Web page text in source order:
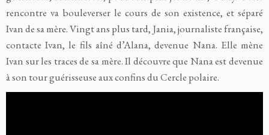
rencontre va bouleverser le cours de son existence, et séparé
Ivan de sa mère. Vingt ans plus tard, Jania, journaliste française,
contacte Ivan, le fils aîné d’Alana, devenue Nana. Elle mène
Ivan sur les traces de sa mère. Il découvre que Nana est devenue
à son tour guérisseuse aux confins du Cercle polaire.